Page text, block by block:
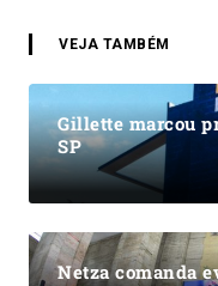
VEJA TAMBÉM
Gillette marcou
SP
Netza comanda